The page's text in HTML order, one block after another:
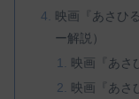
映画『あさひ
ー解説）
映画『あさ
映画『あさ